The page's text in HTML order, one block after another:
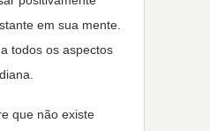
em sua mente.
todos os aspectos
que não existe